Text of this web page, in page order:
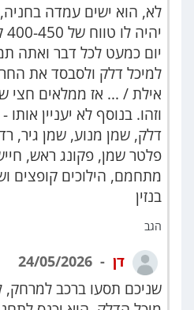
למיכל דלק ולסבסד את
אילת / ... אז ממלאים חצי
וזהו. בנוסף לא יעניין
דלק, שמן מנוע, שמן גיר,
פלטר שמן, פקונג ראש,
מתחמם, הילוכים קופצים
בנזין
הגב
דן
שניכם תסעו ברכב למרחק,